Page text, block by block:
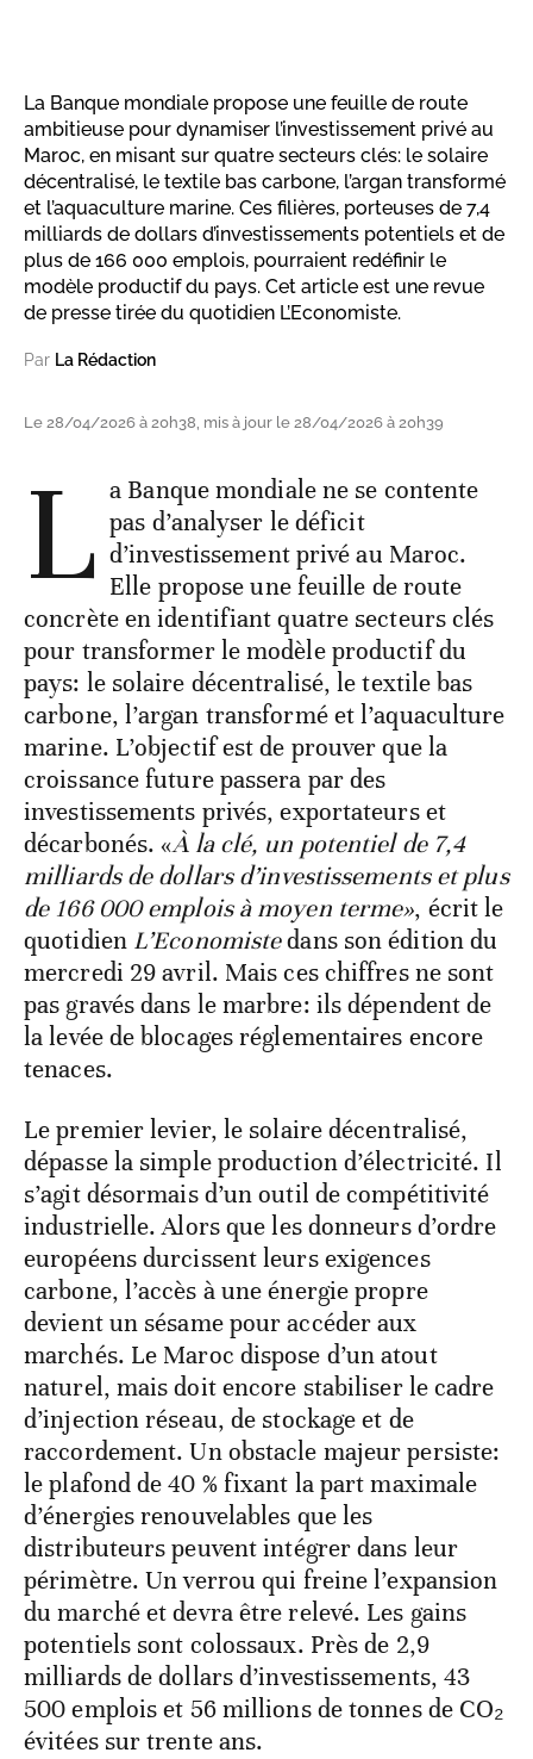
La Banque mondiale propose une feuille de route
ambitieuse pour dynamiser l’investissement privé au
Maroc, en misant sur quatre secteurs clés: le solaire
décentralisé, le textile bas carbone, l’argan transformé
et l’aquaculture marine. Ces filières, porteuses de 7,4
milliards de dollars d’investissements potentiels et de
plus de 166 000 emplois, pourraient redéfinir le
modèle productif du pays. Cet article est une revue
de presse tirée du quotidien L’Economiste.
Par La Rédaction
Le 28/04/2026 à 20h38, mis à jour le 28/04/2026 à 20h39
L a Banque mondiale ne se contente
pas d’analyser le déficit
d’investissement privé au Maroc.
Elle propose une feuille de route
concrète en identifiant quatre secteurs clés
pour transformer le modèle productif du
pays: le solaire décentralisé, le textile bas
carbone, l’argan transformé et l’aquaculture
marine. L’objectif est de prouver que la
croissance future passera par des
investissements privés, exportateurs et
décarbonés. «À la clé, un potentiel de 7,4
milliards de dollars d’investissements et plus
de 166 000 emplois à moyen terme», écrit le
quotidien L’Economistedans son édition du
mercredi 29 avril. Mais ces chiffres ne sont
pas gravés dans le marbre: ils dépendent de
la levée de blocages réglementaires encore
tenaces.
Le premier levier, le solaire décentralisé,
dépasse la simple production d’électricité. Il
s’agit désormais d’un outil de compétitivité
industrielle. Alors que les donneurs d’ordre
européens durcissent leurs exigences
carbone, l’accès à une énergie propre
devient un sésame pour accéder aux
marchés. Le Maroc dispose d’un atout
naturel, mais doit encore stabiliser le cadre
d’injection réseau, de stockage et de
raccordement. Un obstacle majeur persiste:
le plafond de 40 % fixant la part maximale
d’énergies renouvelables que les
distributeurs peuvent intégrer dans leur
périmètre. Un verrou qui freine l’expansion
du marché et devra être relevé. Les gains
potentiels sont colossaux. Près de 2,9
milliards de dollars d’investissements, 43
500 emplois et 56 millions de tonnes de CO₂
évitées sur trente ans.